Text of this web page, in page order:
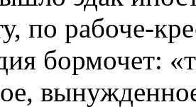
по рабоче-
бормочет: